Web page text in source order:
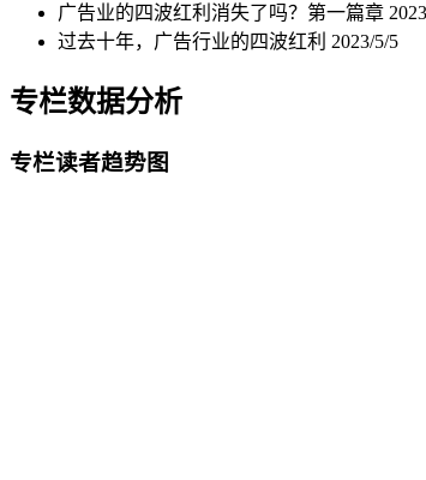
广告业的四波红利消失了吗？第一篇章
过去十年，广告行业的四波红利 2023/5/5
专栏数据分析
专栏读者趋势图